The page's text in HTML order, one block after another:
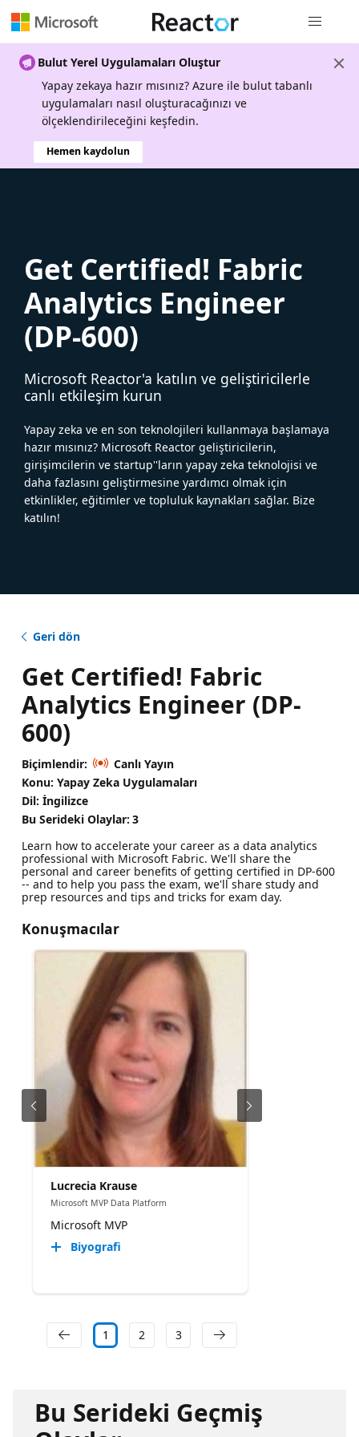
Bulut Yerel Uygulamaları Oluştur
Yapay zekaya hazır mısınız? Azure ile bulut tabanlı
uygulamaları nasıl oluşturacağınızı ve
ölçeklendirileceğini keşfedin.
Hemen kaydolun
Get Certified! Fabric
Analytics Engineer
(DP-600)
Microsoft Reactor'a katılın ve geliştiricilerle
canlı etkileşim kurun
Yapay zeka ve en son teknolojileri kullanmaya başlamaya
hazır mısınız? Microsoft Reactor geliştiricilerin,
girişimcilerin ve startup''ların yapay zeka teknolojisi ve
daha fazlasını geliştirmesine yardımcı olmak için
etkinlikler, eğitimler ve topluluk kaynakları sağlar. Bize
katılın!
Geri dön
Get Certified! Fabric
Analytics Engineer (DP-
600)
Biçimlendir:
Canlı Yayın
Konu: Yapay Zeka Uygulamaları
Dil: İngilizce
Bu Serideki Olaylar: 3
Learn how to accelerate your career as a data analytics
professional with Microsoft Fabric. We'll share the
personal and career benefits of getting certified in DP-600
-- and to help you pass the exam, we'll share study and
prep resources and tips and tricks for exam day.
Konuşmacılar
Lucrecia Krause
Microsoft MVP Data Platform
Microsoft MVP
Biyografi
1 2 3
Bu Serideki Geçmiş